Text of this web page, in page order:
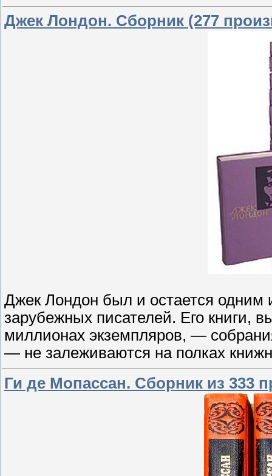
Джек Лондон. Сборник (277
Джек Лондон был и остается
зарубежных писателей. Его книги,
миллионах экземпляров, —
— не залеживаются на полках
Ги де Мопассан. Сборник из 333